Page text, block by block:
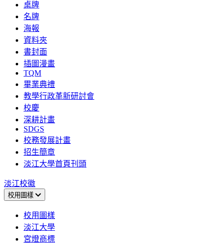
桌牌
名牌
海報
資料夾
書封面
插圖漫畫
TQM
畢業典禮
教學行政革新研討會
校慶
深耕計畫
SDGS
校務發展計畫
招生簡章
淡江大學首頁刊頭
淡江校徽
校用圖樣
校用圖樣
淡江大學
宮燈商標